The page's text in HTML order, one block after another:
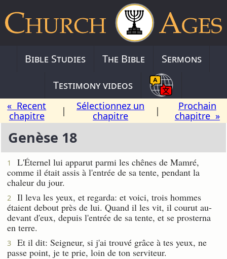
Bible Studies The Bible
Sermons
Testimony videos
« Recent
chapitre
|
Sélectionnez un
chapitre
|
Prochain
chapitre »
Genèse 18
1
L'Éternel lui apparut parmi les chênes de Mamré,
comme il était assis à l'entrée de sa tente, pendant la
chaleur du jour.
2
Il leva les yeux, et regarda: et voici, trois hommes
étaient debout près de lui. Quand il les vit, il courut au-
devant d'eux, depuis l'entrée de sa tente, et se prosterna
en terre.
3
Et il dit: Seigneur, si j'ai trouvé grâce à tes yeux, ne
passe point, je te prie, loin de ton serviteur.